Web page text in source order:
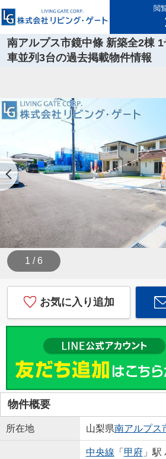
閲
南アルプス市鏡中條 新築全2棟
車並列3台の過去掲載物件情報
1 / 6
お気に入り追加
物件概要
所在地 山梨県南アルプス
中央線 「 甲府」駅